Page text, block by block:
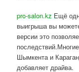
pro-salon.kz Ещё
выигрыша вы
версии это
Шымкента и
добавляет драйва.